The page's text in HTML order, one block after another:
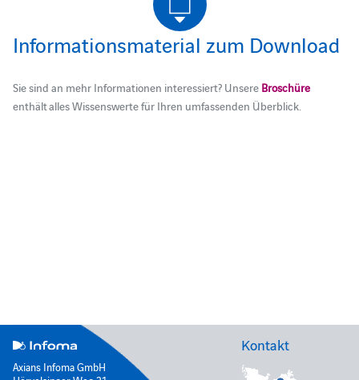
Informationsmaterial zum Download
Sie sind an mehr Informationen interessiert? UnsereBroschüre
enthältallesWissenswerte für Ihren umfassenden Überblick.
Axians Infoma GmbH
Kontakt